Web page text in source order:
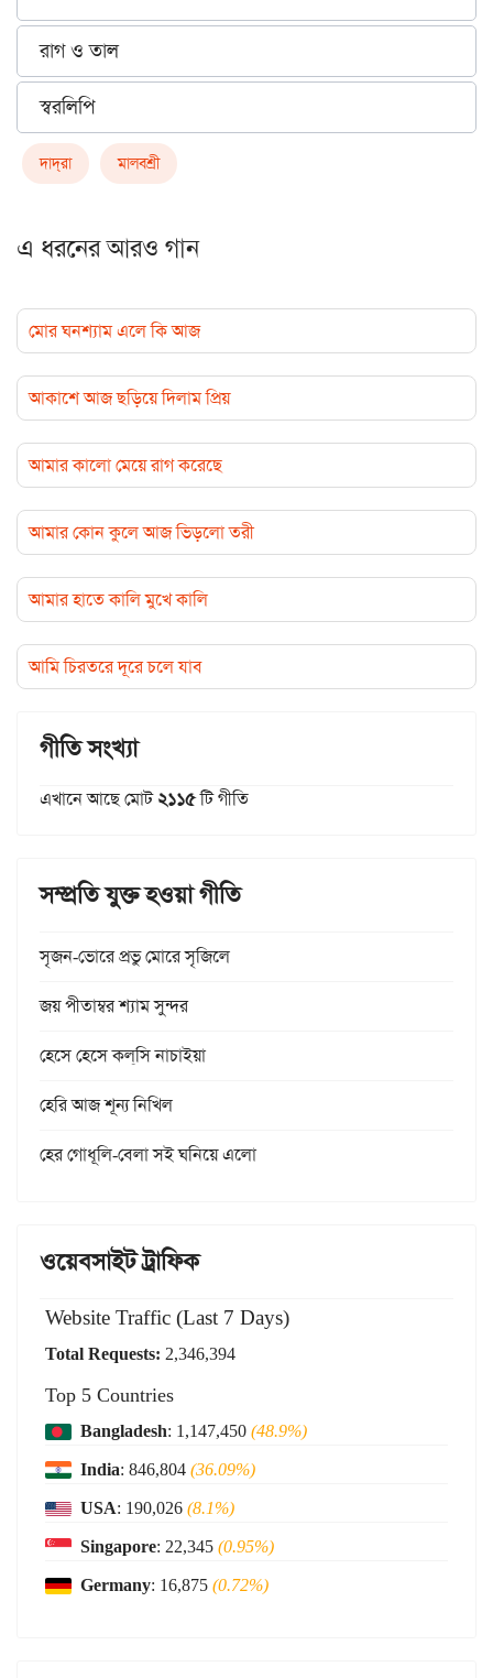
রাগ ও তাল
স্বরলিপি
দাদ্‌রা মালবশ্রী
এ ধরনের আরও গান
মোর ঘনশ্যাম এলে কি আজ
আকাশে আজ ছড়িয়ে দিলাম প্রিয়
আমার কালো মেয়ে রাগ করেছে
আমার কোন কুলে আজ ভিড়লো তরী
আমার হাতে কালি মুখে কালি
আমি চিরতরে দূরে চলে যাব
গীতি সংখ্যা
এখানে আছে মোট২১১৫টি গীতি
সম্প্রতি যুক্ত হওয়া গীতি
সৃজন-ভোরে প্রভু মোরে সৃজিলে
জয় পীতাম্বর শ্যাম সুন্দর
হেসে হেসে কল্‌সি নাচাইয়া
হেরি আজ শূন্য নিখিল
হের গোধূলি-বেলা সই ঘনিয়ে এলো
ওয়েবসাইট ট্রাফিক
Website Traffic (Last 7 Days)
Total Requests: 2,346,394
Top 5 Countries
Bangladesh: 1,147,450(48.9%)
India: 846,804(36.09%)
USA: 190,026(8.1%)
Singapore: 22,345(0.95%)
Germany: 16,875(0.72%)